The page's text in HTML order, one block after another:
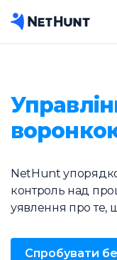
NetHunt
контроль над
уявлення про те,
Спробувати